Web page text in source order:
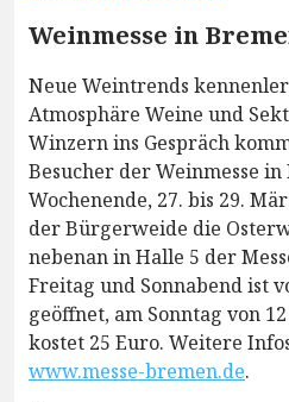
Weinmesse in
Neue Weintrends
Atmosphäre Weine und
Winzern ins Gespräch
Besucher der Weinmesse
Wochenende, 27. bis 29.
der Bürgerweide die
nebenan in Halle 5 der
Freitag und Sonnabend ist
geöffnet, am Sonntag von
kostet 25 Euro. Weitere
www.messe-bremen.de.